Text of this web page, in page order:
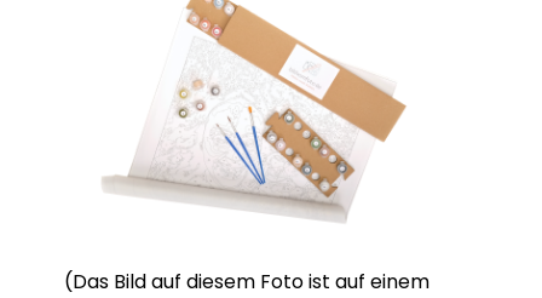
(Das Bild auf diesem Foto ist auf einem